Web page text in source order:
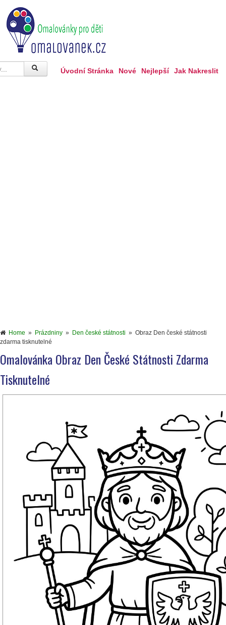
Úvodní Stránka Nové Nejlepší Jak Nakreslit
Home » Prázdniny » Den české státnosti » Obraz Den české státnosti
zdarma tisknutelné
Omalovánka Obraz Den České Státnosti Zdarma
Tisknutelné